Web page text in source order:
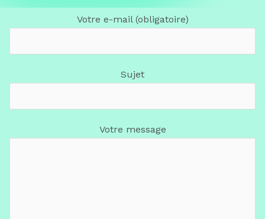
Votre e-mail (obligatoire)
Sujet
Votre message